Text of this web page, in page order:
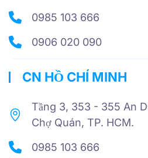
0985 103 666
0906 020 090
CN HỒ CHÍ MINH
Tầng 3, 353 - 355 An
Chợ Quán, TP. HCM.
0985 103 666